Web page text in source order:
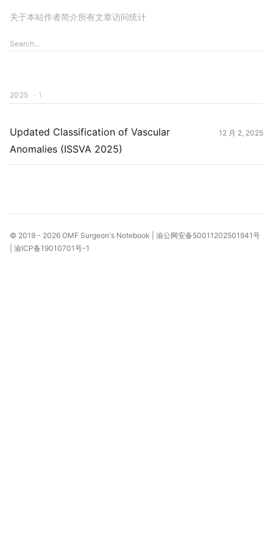
关于本站作者简介所有文章访问统计
2025 · 1
Updated Classification of Vascular
Anomalies (ISSVA 2025)
12 月 2, 2025
© 2019 - 2026 OMF Surgeon's Notebook
渝公网安备50011202501941号
渝ICP备19010701号-1